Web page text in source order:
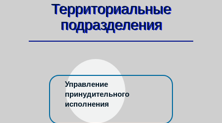
Территориальные
подразделения
Управление
принудительного
исполнения